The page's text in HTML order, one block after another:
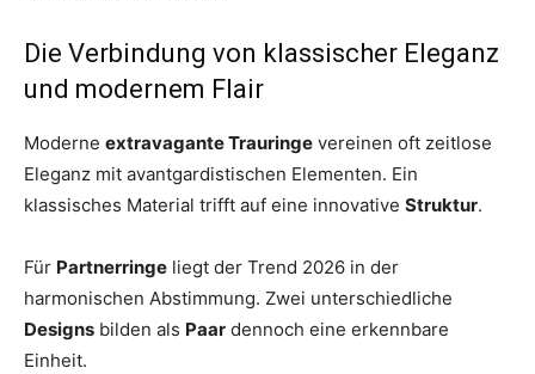
Die Verbindung von klassischer Eleganz
und modernem Flair
Moderne extravagante Trauringe vereinen oft zeitlose
Eleganz mit avantgardistischen Elementen. Ein
klassisches Material trifft auf eine innovative Struktur.
Für Partnerringe liegt der Trend 2026 in der
harmonischen Abstimmung. Zwei unterschiedliche
Designs bilden als Paar dennoch eine erkennbare
Einheit.